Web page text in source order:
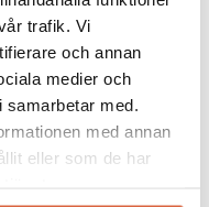
trafik. Vi
och annan
medier och
med.
med annan
eller som de har